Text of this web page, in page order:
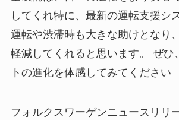
してくれ特に、最新の運転支援シ
運転や渋滞時も大きな助けとなり
軽減してくれると思います。 ぜひ
トの進化を体感してみてください
フォルクスワーゲンニュースリリ